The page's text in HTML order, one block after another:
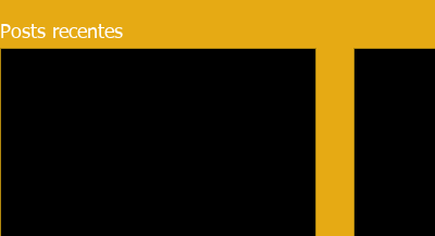
Posts recentes